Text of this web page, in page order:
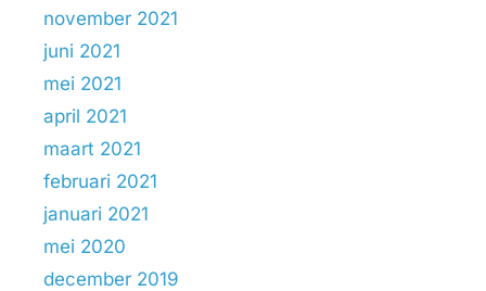
november 2021
juni 2021
mei 2021
april 2021
maart 2021
februari 2021
januari 2021
mei 2020
december 2019